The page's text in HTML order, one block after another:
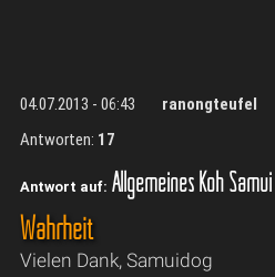
04.07.2013 - 06:43 ranongteufel
Antworten: 17
Antwort auf: Allgemeines Koh Samui
Wahrheit
Vielen Dank, Samuidog